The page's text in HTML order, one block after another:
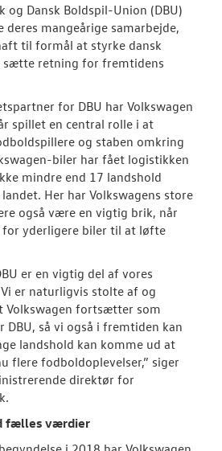
OM OS
RESERVEDELE
og Dansk Boldspil-Union (DBU)
mangeårige samarbejde,
til formål at styrke dansk
retning for fremtidens
for DBU har Volkswagen
spillet en central rolle i at
og staben omkring
biler har fået logistikken
mindre end 17 landshold
Her har Volkswagens store
også være en vigtig brik, når
yderligere biler til at løfte
er en vigtig del af vores
er naturligvis stolte af og
Volkswagen fortsætter som
så vi også i fremtiden kan
landshold kan komme ud at
flere fodboldoplevelser,” siger
direktør for
fælles værdier